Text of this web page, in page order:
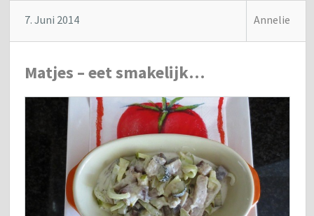
7. Juni 2014 Annelie
Matjes – eet smakelijk…